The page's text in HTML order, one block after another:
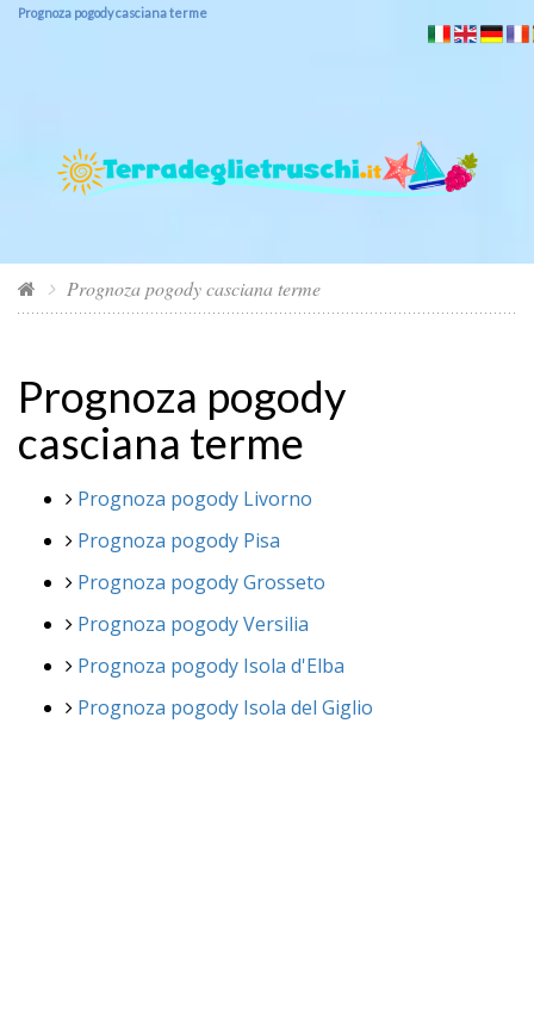
Prognoza pogody casciana terme
Prognoza pogody casciana terme
Prognoza pogody
casciana terme
Prognoza pogody Livorno
Prognoza pogody Pisa
Prognoza pogody Grosseto
Prognoza pogody Versilia
Prognoza pogody Isola d'Elba
Prognoza pogody Isola del Giglio